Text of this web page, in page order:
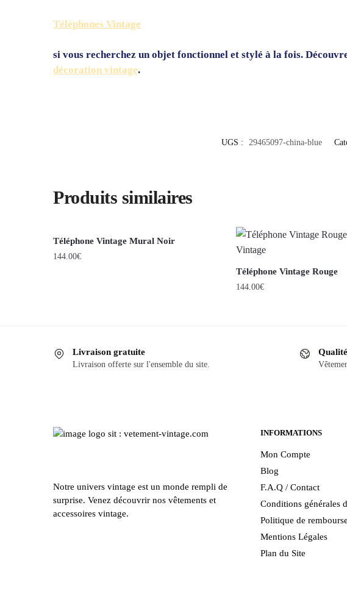
Téléphones Vintage
si vous recherchez un objet fonctionnel et stylé à la fois.
décoration vintage.
UGS : 29465097-china-blue
Produits similaires
Téléphone Vintage Mural Noir
144.00€
Téléphone Vintage Rouge
144.00€
Livraison gratuite
Livraison offerte sur l'ensemble du site.
Notre univers vintage est un monde rempli de
surprise. Venez découvrir nos vêtements et
accessoires vintage.
INFORMATIONS
Mon Compte
Blog
F.A.Q / Contact
Conditions générales
Politique de
Mentions Légales
Plan du Site